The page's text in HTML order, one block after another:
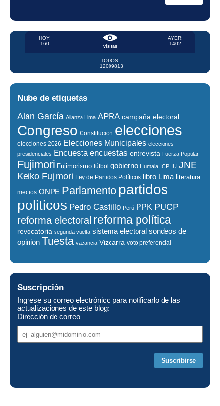
visitas
HOY:
160
AYER:
1402
TODOS:
12009813
Nube de etiquetas
Alan García Alianza Lima APRA campaña electoral
Congreso Constitucion elecciones
elecciones 2026 Elecciones Municipales elecciones
presidenciales Encuesta encuestas entrevista Fuerza Popular
Fujimori Fujimorismo fútbol gobierno Humala IOP IU JNE
Keiko Fujimori Ley de Partidos Políticos libro Lima literatura
medios ONPE Parlamento partidos
politicos Pedro Castillo Perú PPK PUCP
reforma electoral reforma política
revocatoria segunda vuelta sistema electoral sondeos de
opinion Tuesta vacancia Vizcarra voto preferencial
Suscripción
Ingrese su correo electrónico para notificarlo de las
actualizaciones de este blog:
Dirección de correo
de